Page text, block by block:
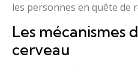
les personnes en quête de
Les mécanismes
cerveau